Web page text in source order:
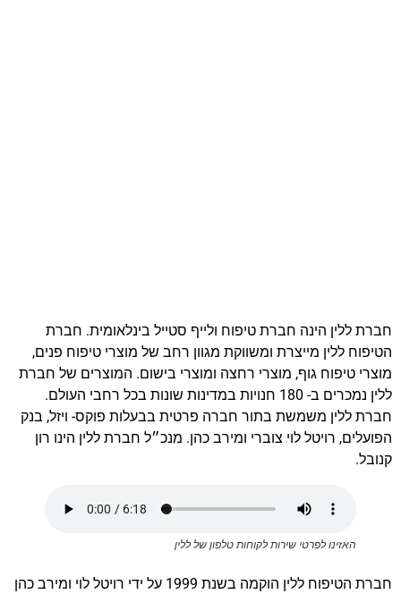
חברת ללין הינה חברת טיפוח ולייף סטייל בינלאומית. חברת
הטיפוח ללין מייצרת ומשווקת מגוון רחב של מוצרי טיפוח פנים,
מוצרי טיפוח גוף, מוצרי רחצה ומוצרי בישום. המוצרים של חברת
ללין נמכרים ב- 180 חנויות במדינות שונות בכל רחבי העולם.
חברת ללין משמשת בתור חברה פרטית בבעלות פוקס- ויזל, בנק
הפועלים, רויטל לוי צוברי ומירב כהן. מנכ״ל חברת ללין הינו רון
קנובל.
האזינו לפרטי שירות לקוחות טלפון של ללין
חברת הטיפוח ללין הוקמה בשנת 1999 על ידי רויטל לוי ומירב כהן